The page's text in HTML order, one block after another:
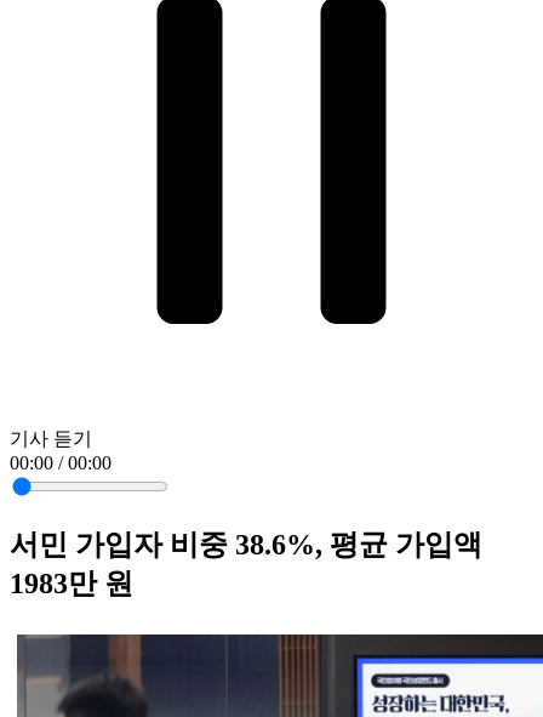
기사 듣기
00:00 / 00:00
서민 가입자 비중 38.6%, 평균 가입액
1983만 원